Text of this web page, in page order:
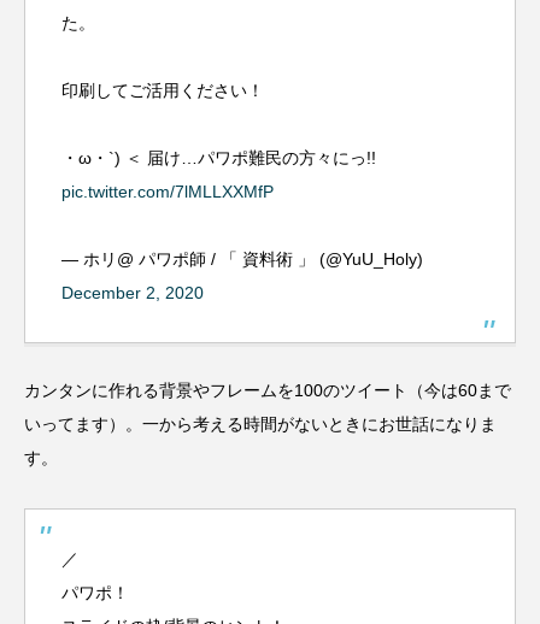
た。
印刷してご活用ください！
・ω・`) ＜ 届け…パワポ難民の方々にっ!!
pic.twitter.com/7lMLLXXMfP
— ホリ@ パワポ師 / 「 資料術 」 (@YuU_Holy)
December 2, 2020
カンタンに作れる背景やフレームを100のツイート（今は60まで
いってます）。一から考える時間がないときにお世話になりま
す。
／
パワポ！